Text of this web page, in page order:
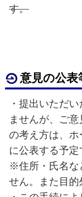
す。
意見の公表
・提出いただ
ませんが、ご
の考え方は、
に公表する予定
※住所・氏名な
せん。また目的